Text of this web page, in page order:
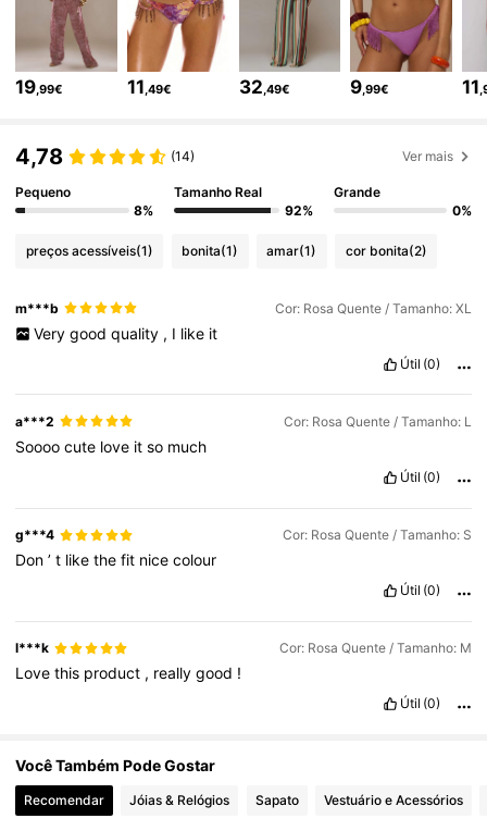
4,83 4.3M Seguidores
4.3M Seguidores
4,83 4.3M Seguidores
19,99€ 11,49€ 32,49€ 9,99€ 11
4,78 (14) Ver mais
Pequeno
8%
Tamanho Real
92%
Grande
0%
preços acessíveis(1) bonita(1) amar(1) cor bonita(2)
m***b Cor: Rosa Quente / Tamanho: XL
Very good quality , I like it
Útil (0)
a***2 Cor: Rosa Quente / Tamanho: L
Soooocute love itso much
Útil (0)
g***4 Cor: Rosa Quente / Tamanho: S
Don’t likethefit nicecolour
Útil (0)
l***k Cor: Rosa Quente / Tamanho: M
Lovethis product , reallygood !
Útil (0)
Você Também Pode Gostar
Recomendar Jóias & Relógios Sapato Vestuário e Acessórios